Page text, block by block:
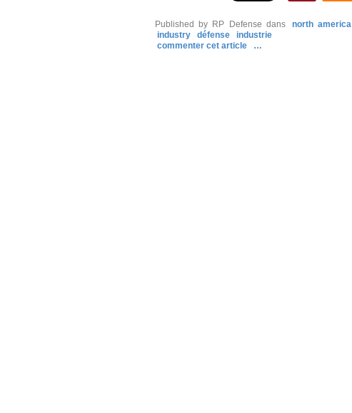
Published by RP Defense dans north america
industry
défense
industrie
commenter cet article
…